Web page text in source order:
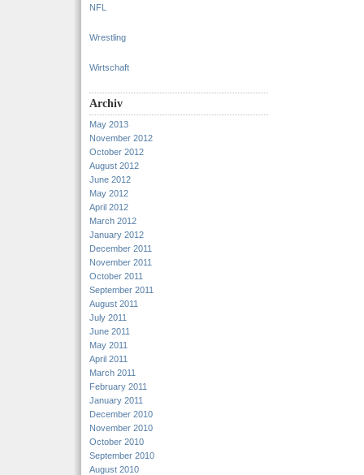
NFL
Wrestling
Wirtschaft
Archiv
May 2013
November 2012
October 2012
August 2012
June 2012
May 2012
April 2012
March 2012
January 2012
December 2011
November 2011
October 2011
September 2011
August 2011
July 2011
June 2011
May 2011
April 2011
March 2011
February 2011
January 2011
December 2010
November 2010
October 2010
September 2010
August 2010